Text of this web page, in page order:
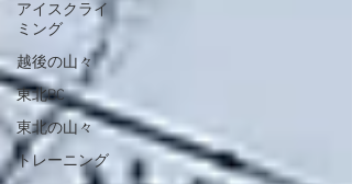
アイスクライ
ミング
越後の山々
東北BC
東北の山々
トレーニング